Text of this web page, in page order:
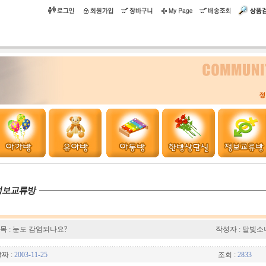
: 눈도 감염되나요? 작성자 : 달빛소
짜 : 2003-11-25 조회 : 2833